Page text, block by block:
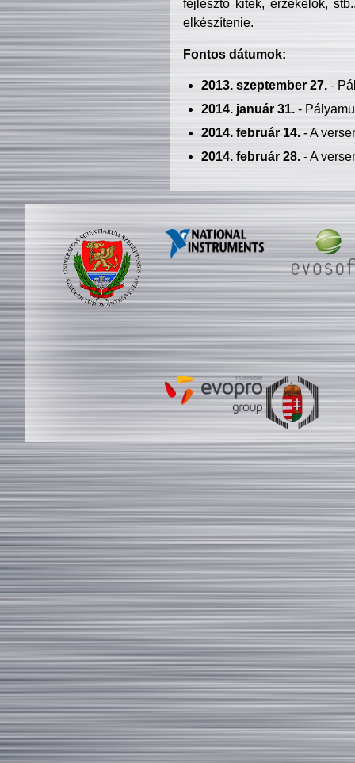
fejlesztő kitek, érzékelők,
elkészítenie.
Fontos dátumok:
2013. szeptember 27.-
2014. január 31.-
2014. február 14.- A
2014. február 28.- A